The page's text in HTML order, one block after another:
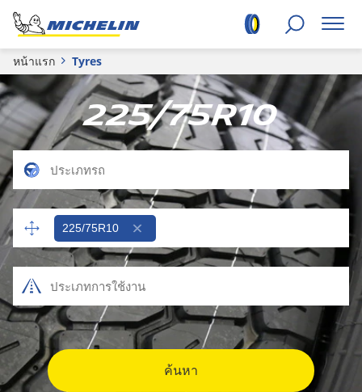
หน้าแรก Tyres
225/75R10
225/75R10
ค้นหา